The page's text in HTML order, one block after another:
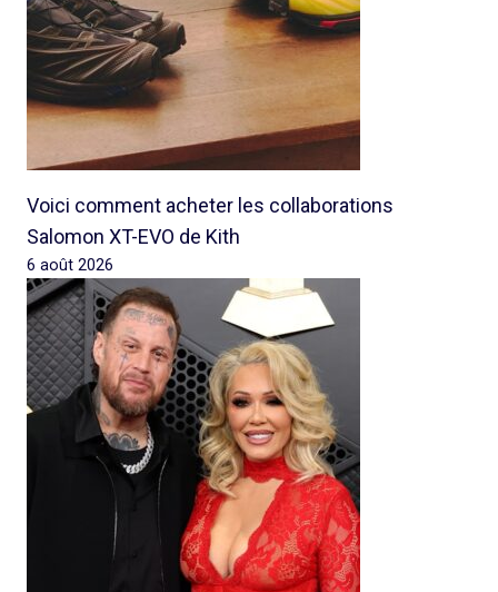
Voici comment acheter les collaborations
Salomon XT-EVO de Kith
6 août 2026